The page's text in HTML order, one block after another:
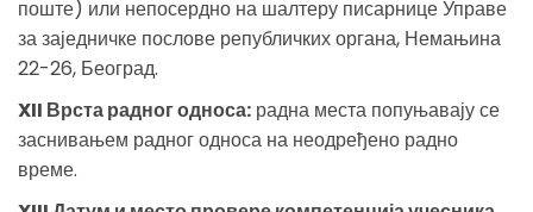
поште) или непосердно на шалтеру писарнице Управе
за заједничке послове републичких органа, Немањина
22-26, Београд.
XII Врста радног односа: радна места попуњавају се
заснивањем радног односа на неодређено радно
време.